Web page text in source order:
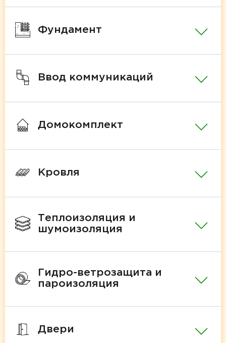
Фундамент
Ввод коммуникаций
Домокомплект
Кровля
Теплоизоляция и
шумоизоляция
Гидро-ветрозащита и
пароизоляция
Двери